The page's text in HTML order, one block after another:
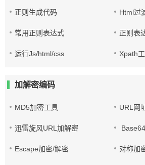
正则生成代码 Html过
常用正则表达式 正则表
运行Js/html/css Xpath
加解密编码
MD5加密工具 URL网
迅雷旋风URL加解密
Escape加密/解密 对称加